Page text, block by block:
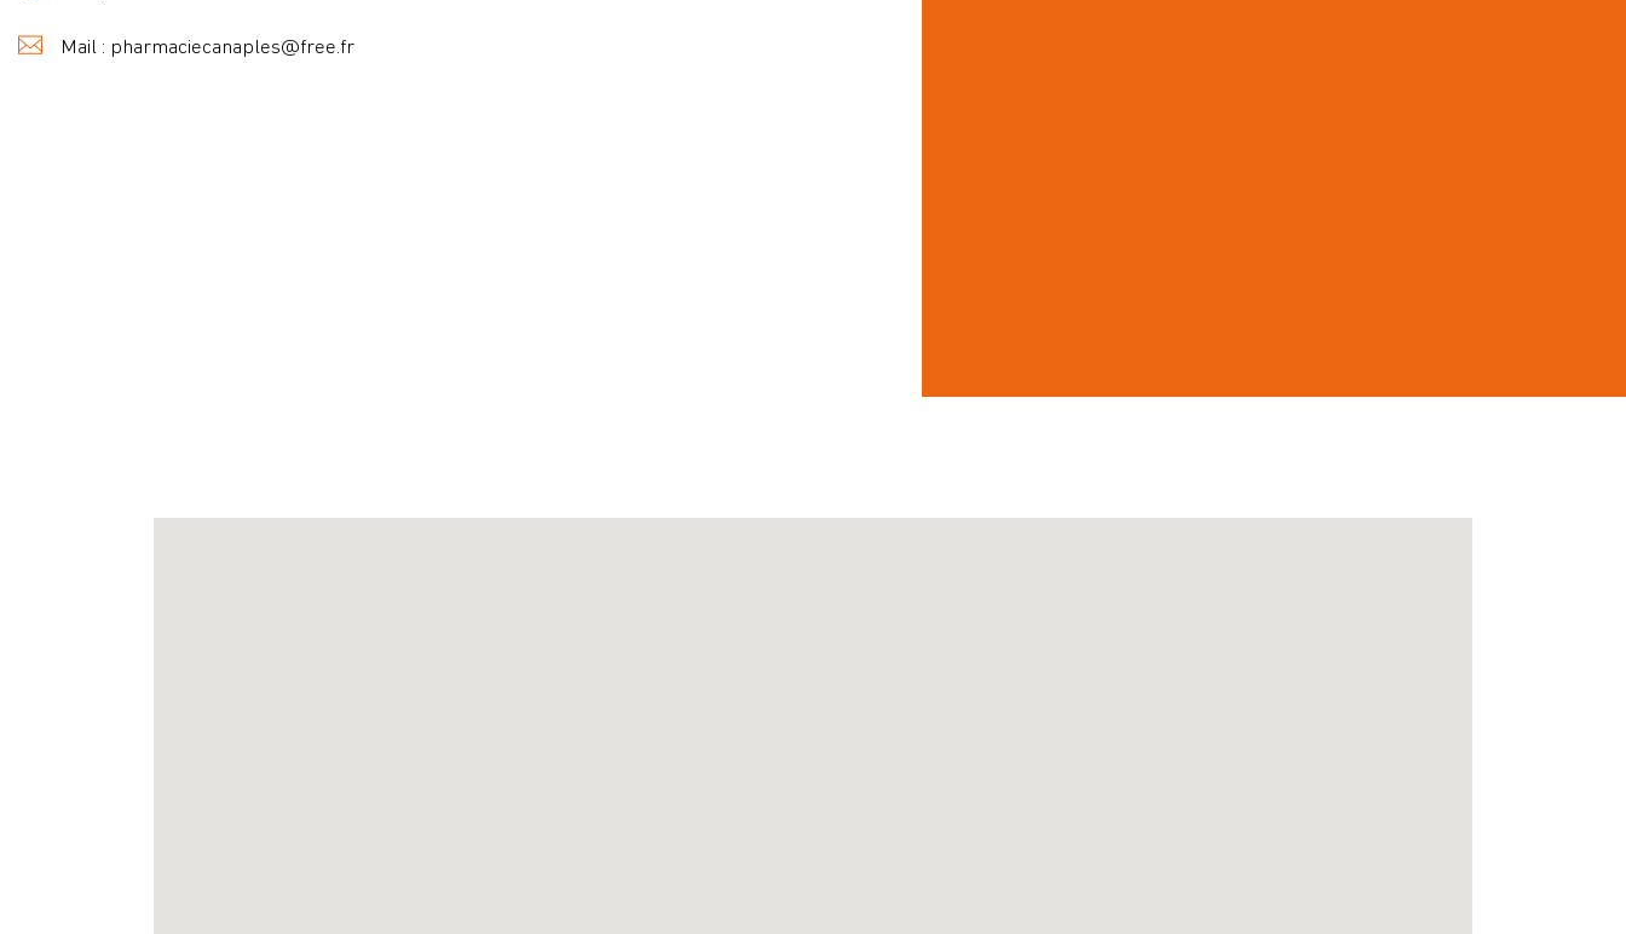
Mail : pharmaciecanaples@free.fr